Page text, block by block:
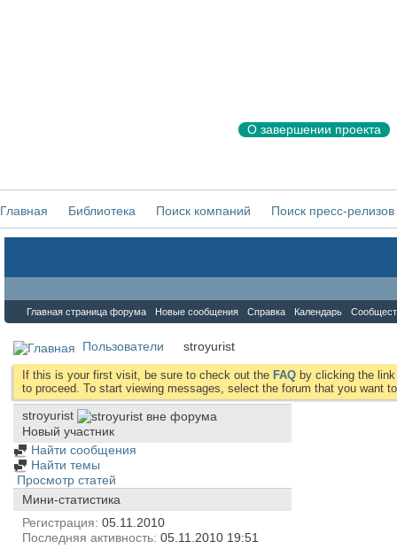
О завершении проекта
Главная Библиотека Поиск компаний Поиск пресс-релизов
Главная страница форума Новые сообщения Справка Календарь
Пользователи stroyurist
If this is your first visit, be sure to check out the FAQ by clicking the
to proceed. To start viewing messages, select the forum that you want
stroyurist
Новый участник
Найти сообщения
Найти темы
Просмотр статей
Мини-статистика
Регистрация 05.11.2010
Последняя активность 05.11.2010 19:51